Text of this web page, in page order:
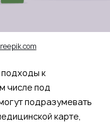
к
числе под
подразумевать
карте,